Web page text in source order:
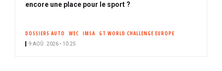
encore une place pour le sport ?
DOSSIERS AUTO WEC IMSA GT WORLD CHALLENGE EUROPE
9 AOÛ. 2026 • 10:25